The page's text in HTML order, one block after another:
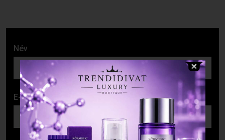
Név
E-mail cím